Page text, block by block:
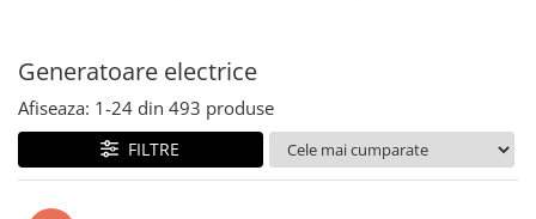
Masini de taiat parchet / placi
Masini de tocat carne
Masini de tuns gazon
Maturi rotative
Generatoare electrice
Afiseaza: 1-24 din 493 produse
FILTRE